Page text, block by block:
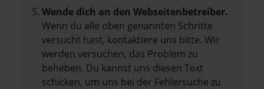
Wende dich an den Webseitenbetreiber.
Wenn du alle oben genannten Schritte
versucht hast, kontaktiere uns bitte. Wir
werden versuchen, das Problem zu
beheben. Du kannst uns diesen Text
schicken, um uns bei der Fehlersuche zu